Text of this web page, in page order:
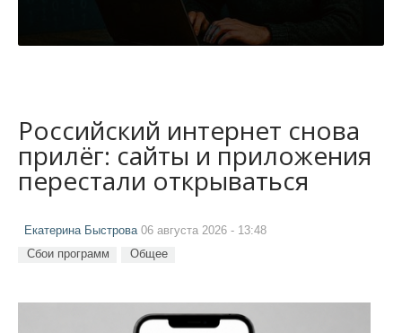
Российский интернет снова
прилёг: сайты и приложения
перестали открываться
Екатерина Быстрова06 августа 2026 - 13:48
Сбои программ Общее